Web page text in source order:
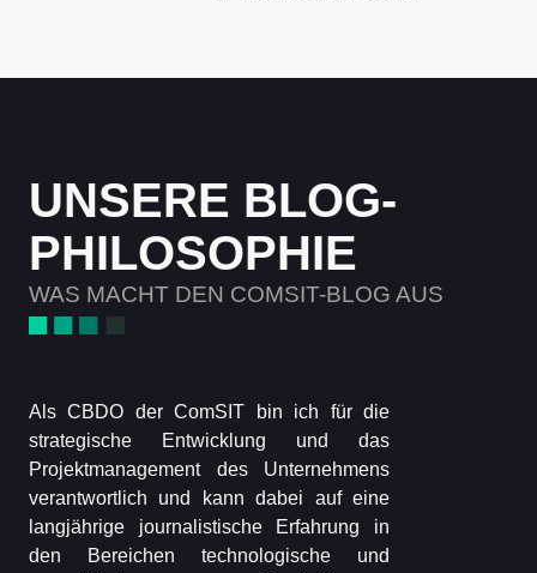
UNSERE BLOG-
PHILOSOPHIE
WAS MACHT DEN COMSIT-BLOG AUS
Als CBDO der ComSIT bin ich für die
strategische Entwicklung und das
Projektmanagement des Unternehmens
verantwortlich und kann dabei auf eine
langjährige journalistische Erfahrung in
den Bereichen technologische und